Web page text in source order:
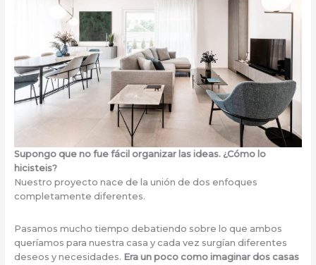
Supongo que no fue fácil organizar las ideas. ¿Cómo lo
hicisteis?
Nuestro proyecto nace de la unión de dos enfoques
completamente diferentes.
Pasamos mucho tiempo debatiendo sobre lo que ambos
queríamos para nuestra casa y cada vez surgían diferentes
deseos y necesidades. Era un poco como imaginar dos casas